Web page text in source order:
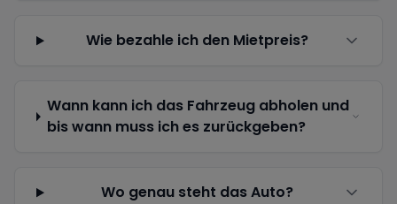
Wie bezahle ich den Mietpreis?
Wann kann ich das Fahrzeug abholen und
bis wann muss ich es zurückgeben?
Wo genau steht das Auto?